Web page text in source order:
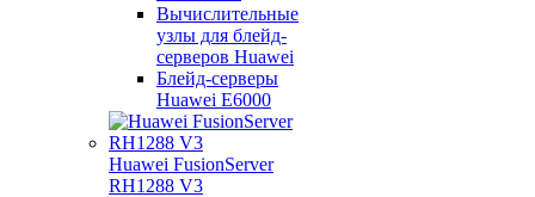
Вычислительные
узлы для блейд-
серверов Huawei
Блейд-серверы
Huawei E6000
Huawei FusionServer
RH1288 V3